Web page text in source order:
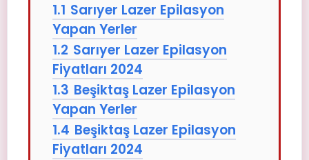
1.1 Sarıyer Lazer Epilasyon
Yapan Yerler
1.2 Sarıyer Lazer Epilasyon
Fiyatları 2024
1.3 Beşiktaş Lazer Epilasyon
Yapan Yerler
1.4 Beşiktaş Lazer Epilasyon
Fiyatları 2024